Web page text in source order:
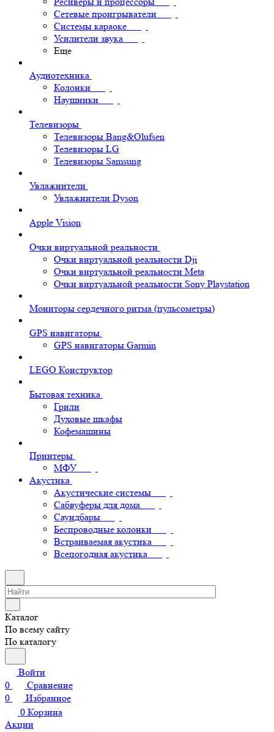
Сетевые проигрыватели
Системы караоке
Усилители звука
Еще
Аудиотехника
Колонки
Наушники
Телевизоры
Телевизоры Bang&Olufsen
Телевизоры LG
Телевизоры Samsung
Увлажнители
Увлажнители Dyson
Apple Vision
Очки виртуальной реальности
Очки виртуальной реальности Dji
Очки виртуальной реальности Meta
Очки виртуальной реальности Sony Playstation
Мониторы сердечного ритма (пульсометры)
GPS навигаторы
GPS навигаторы Garmin
LEGO Конструктор
Бытовая техника
Грили
Духовые шкафы
Кофемашины
Принтеры
МФУ
Акустика
Акустические системы
Сабвуферы для дома
Саундбары
Беспроводные колонки
Встраиваемая акустика
Всепогодная акустика
Каталог
По всему сайту
По каталогу
Войти
0
Сравнение
0
Избранное
0 Корзина
Акции